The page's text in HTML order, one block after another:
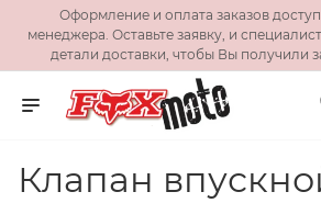
Оформление и оплата заказов
менеджера. Оставьте заявку, и
детали доставки, чтобы Вы получили
Клапан